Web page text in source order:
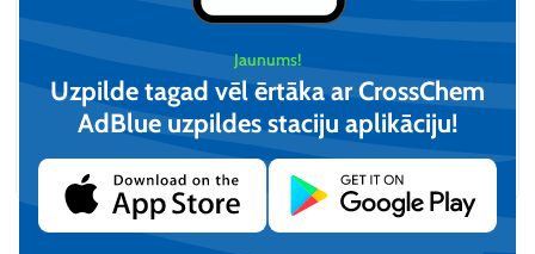
Universal Floor Cleaner,
grīdas virsmu mazgāšanas
līdzeklis (1L)
4,84
(iesk. PVN)
Oven & Grill Cleaner,
tīrīšanas līdzeklis (750ml)
€5,90
(iesk. PVN)
Jaunums!
Uzpilde tagad vēl ērtāka ar CrossChem
AdBlue uzpildes staciju aplikāciju!​